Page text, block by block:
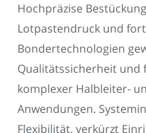
Hochpräzise
Lotpastendruck und
Bondertechnologien
Qualitätssicherheit und
komplexer Halbleiter-
Anwendungen.
Flexibilität, verkürzt